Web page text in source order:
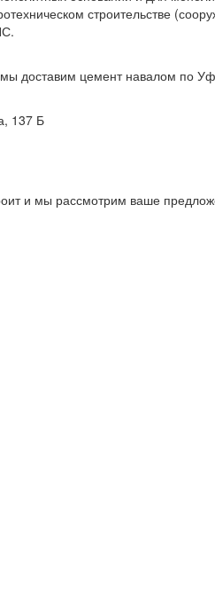
строительстве
доставим цемент навалом по
137 Б
и мы рассмотрим ваше